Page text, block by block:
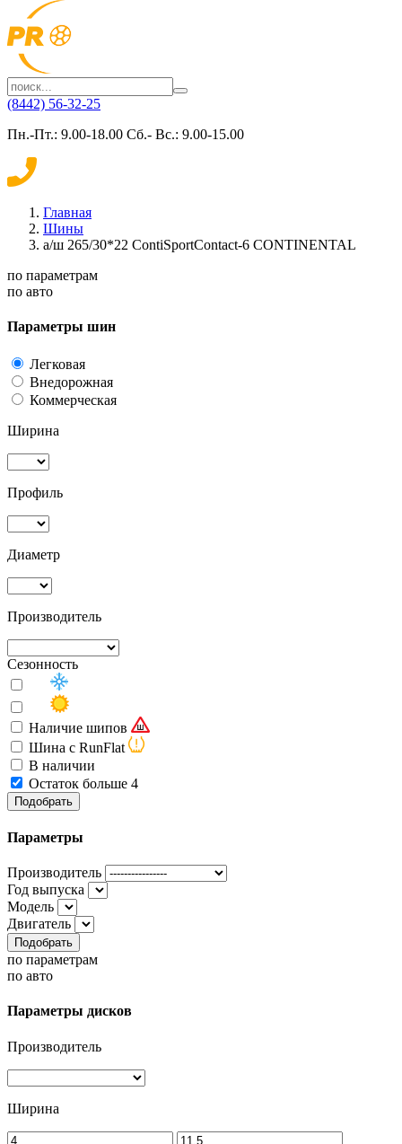
(8442) 56-32-25
Пн.-Пт.: 9.00-18.00 Сб.- Вс.: 9.00-15.00
Главная
Шины
а/ш 265/30*22 ContiSportContact-6 CONTINENTAL
по параметрам
по авто
Параметры шин
Легковая
Внедорожная
Коммерческая
Ширина
Профиль
Диаметр
Производитель
Сезонность
Наличие шипов
Шина с RunFlat
В наличии
Остаток больше 4
Подобрать
Параметры
Производитель
Год выпуска
Модель
Двигатель
Подобрать
по параметрам
по авто
Параметры дисков
Производитель
Ширина